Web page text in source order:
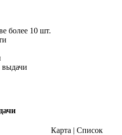
более 10 шт.
выдачи
Карта | Список